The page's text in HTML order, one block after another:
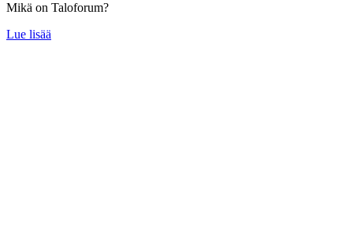
Mikä on Taloforum?
Lue lisää